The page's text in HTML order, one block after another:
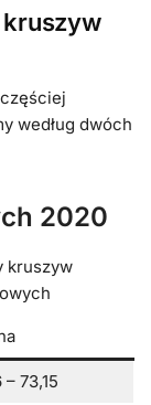
według dwóch
2020
kruszyw
– 73,15